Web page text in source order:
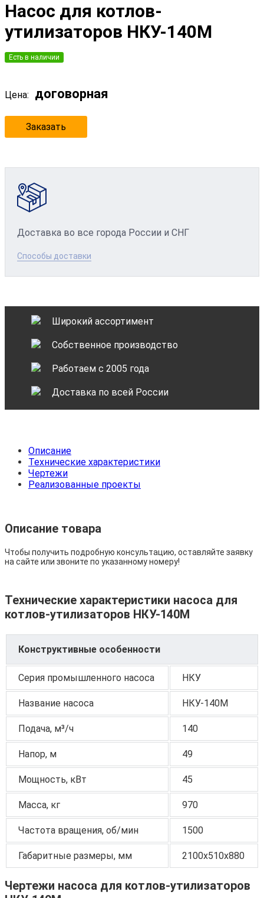
Насос для котлов-
утилизаторов НКУ-140М
Есть в наличии
Цена: договорная
Заказать
Доставка во все города России и СНГ
Способы доставки
Широкий ассортимент
Собственное производство
Работаем с 2005 года
Доставка по всей России
Описание
Технические характеристики
Чертежи
Реализованные проекты
Описание товара
Чтобы получить подробную консультацию, оставляйте заявку
на сайте или звоните по указанному номеру!
Технические характеристики насоса для
котлов-утилизаторов НКУ-140М
Конструктивные особенности
Серия промышленного насоса НКУ
Название насоса НКУ-140М
Подача, м³/ч 140
Напор, м 49
Мощность, кВт 45
Масса, кг 970
Частота вращения, об/мин 1500
Габаритные размеры, мм 2100х510х880
Чертежи насоса для котлов-утилизаторов